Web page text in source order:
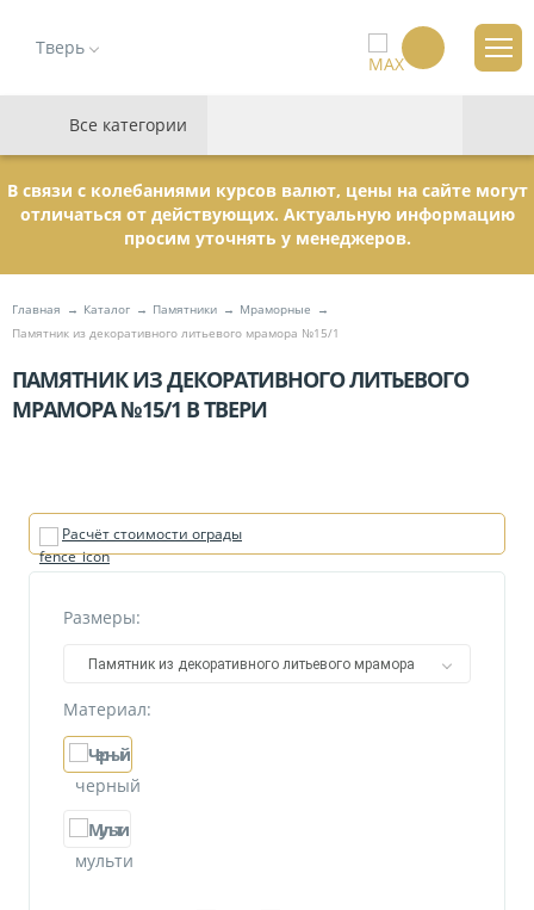
Тверь
Все категории
В связи с колебаниями курсов валют, цены на сайте могут
отличаться от действующих. Актуальную информацию
просим уточнять у менеджеров.
Главная Каталог Памятники
Мраморные
Памятник из декоративного литьевого мрамора №15/1
ПАМЯТНИК ИЗ ДЕКОРАТИВНОГО ЛИТЬЕВОГО
МРАМОРА №15/1 В ТВЕРИ
Расчёт стоимости ограды
Размеры:
Памятник из декоративного литьевого мрамора
№15/1
Материал:
черный
мульти